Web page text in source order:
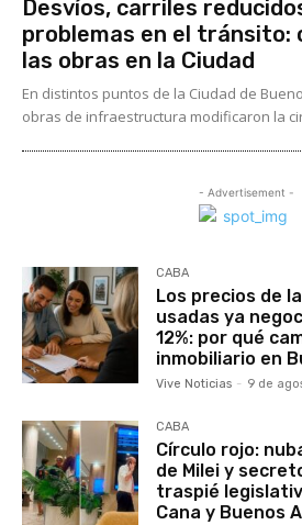
Desvíos, carriles
problemas en el tránsito:
las obras en la Ciudad
En distintos puntos de la Ciudad de
obras de infraestructura modificaron la
- Advertisement -
CABA
Los precios de
usadas ya
12%: por qué
inmobiliario en
Vive Noticias - 9 de
CABA
Círculo rojo:
de Milei y
traspié
Cana y Buenos